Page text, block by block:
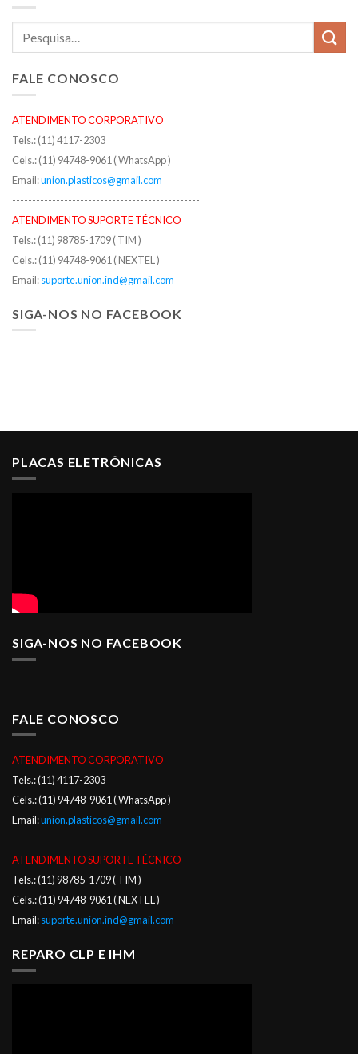
FALE CONOSCO
ATENDIMENTO CORPORATIVO
Tels.: (11) 4117-2303
Cels.: (11) 94748-9061 ( WhatsApp )
Email:union.plasticos@gmail.com
-----------------------------------------------
ATENDIMENTO SUPORTE TÉCNICO
Tels.: (11) 98785-1709 ( TIM )
Cels.: (11) 94748-9061 ( NEXTEL )
Email:suporte.union.ind@gmail.com
SIGA-NOS NO FACEBOOK
PLACAS ELETRÔNICAS
SIGA-NOS NO FACEBOOK
FALE CONOSCO
ATENDIMENTO CORPORATIVO
Tels.: (11) 4117-2303
Cels.: (11) 94748-9061 ( WhatsApp )
Email:union.plasticos@gmail.com
-----------------------------------------------
ATENDIMENTO SUPORTE TÉCNICO
Tels.: (11) 98785-1709 ( TIM )
Cels.: (11) 94748-9061 ( NEXTEL )
Email:suporte.union.ind@gmail.com
REPARO CLP E IHM